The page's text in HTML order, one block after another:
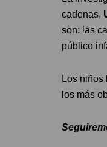
cadenas,
son: las
público
Los niños
los más